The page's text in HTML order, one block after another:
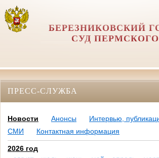
БЕРЕЗНИКОВСКИЙ
СУД
ПРЕСС-СЛУЖБА
Новости Анонсы
Интервью,
СМИ
Контактная информация
2026 год